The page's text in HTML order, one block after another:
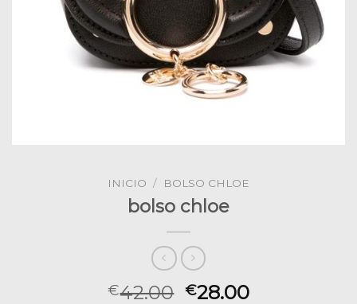
INICIO / BOLSO CHLOE
bolso chloe
€42.00 €28.00